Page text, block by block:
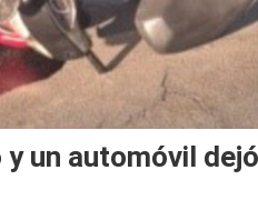
un automóvil